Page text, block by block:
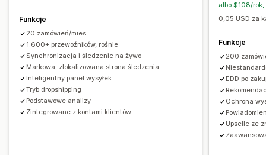
E-mail Powiadomienia w czasie rzeczywistym
SMS
Tłumaczenie Niestandardowe powiadomienia
Automatyzacje
Strona śledzenia z własną marką
Powiadomienia e-mail
Aktualizacje zamówienia
Funkcje
20 zamówień/mies.
1.600+ przewoźników, rośnie
Synchronizacja i śledzenie na żywo
Markowa, zlokalizowana strona śledzenia
Inteligentny panel wysyłek
Tryb dropshipping
Podstawowe analizy
Zintegrowane z kontami klientów
albo $108/rok,
0,05 USD za
Funkcje
200
EDD po
Ochrona
Upselle ze